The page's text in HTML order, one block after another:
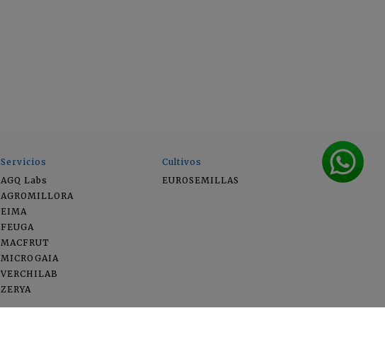
Servicios
AGQ Labs
AGROMILLORA
EIMA
FEUGA
MACFRUT
MICROGAIA
VERCHILAB
ZERYA
Cultivos
EUROSEMILLAS